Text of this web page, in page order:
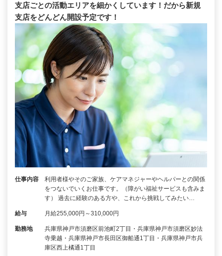
支店ごとの活動エリアを細かくしています！だから新規
支店をどんどん開設予定です！
仕事内容
利用者様やそのご家族、ケアマネジャーやヘルパーとの関係
をつないでいくお仕事です。（障がい福祉サービスも含みま
す） 過去に経験のある方や、これから挑戦してみたい…
給与 月給255,000円～310,000円
勤務地
兵庫県神戸市須磨区前池町2丁目・兵庫県神戸市須磨区妙法
寺乗越・兵庫県神戸市長田区御船通1丁目・兵庫県神戸市兵
庫区西上橘通1丁目